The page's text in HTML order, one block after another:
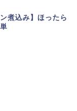
煮込み】ほったら